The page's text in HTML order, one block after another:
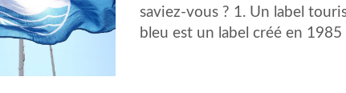
saviez-vous ? 1. Un label
bleu est un label créé en 1985